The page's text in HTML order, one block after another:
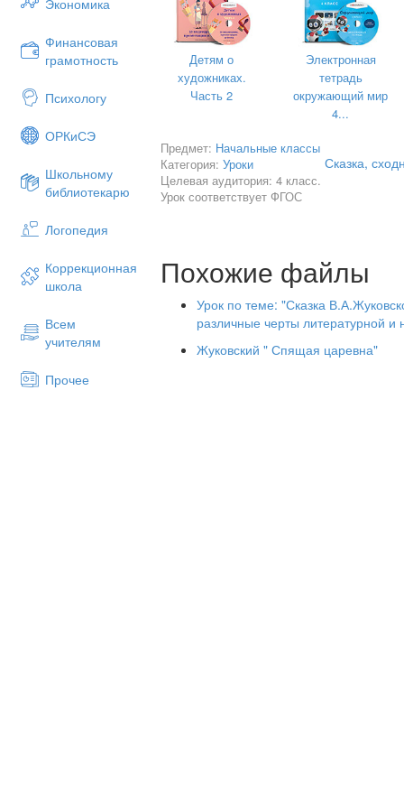
Экономика
Финансовая
грамотность
Психологу
ОРКиСЭ
Школьному
библиотекарю
Логопедия
Коррекционная
школа
Всем
учителям
Прочее
Жуковский писал в основном для
стихотворений, предназначенных
маленьких сына и дочки
В 1815 году состоялось его
1831 года в Царском селе Пушкин
турнир - состязание на лучший
результате этих соревнований
Салтане", а Жуковским " Сказка об
"Сказка о царе Берендее". А в
поэм, легенд.
Поэт был разносторонне-
образом грустные, лирические.
II. Работа с текстом до чтения.
- Какое произведение мы будем
Детям о
художниках.
Часть 2
Электронная
тетрадь
окружающий мир
4...
Предмет: Начальные классы
Категория:Уроки
Целевая аудитория: 4 класс.
Урок соответствует ФГОС
Сказка,
Похожие файлы
Урок по теме: "Сказка
различные черты литературной и
Жуковский " Спящая царевна"